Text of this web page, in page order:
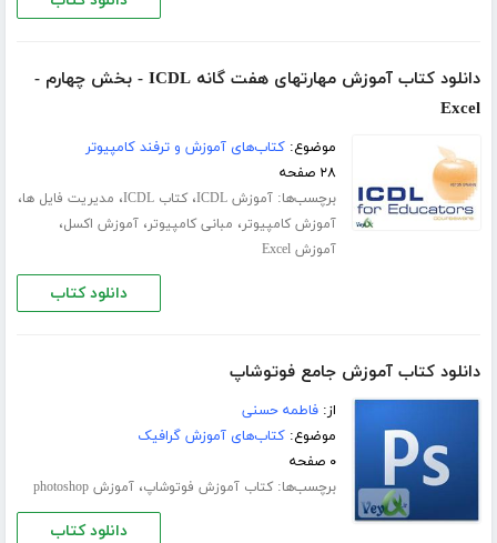
دانلود کتاب آموزش مهارتهای هفت گانه ICDL - بخش چهارم -
Excel
موضوع:کتاب‌های آموزش و ترفند کامپیوتر
۲۸ صفحه
برچسب‌ها:آموزش ICDL ،کتاب ICDL ، مدیریت فایل ها،
آموزش کامپیوتر، مبانی کامپیوتر،آموزش اکسل،
آموزش Excel
دانلود کتاب
دانلود کتاب آموزش جامع فوتوشاپ
از:فاطمه حسنی
موضوع:کتاب‌های آموزش گرافیک
۰ صفحه
برچسب‌ها:کتاب آموزش فوتوشاپ،آموزش photoshop
دانلود کتاب